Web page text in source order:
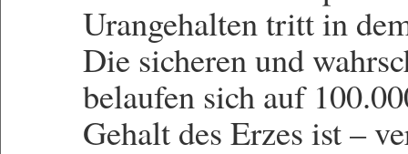
Urangehalten tritt in
Die sicheren und
belaufen sich auf
Gehalt des Erzes ist –